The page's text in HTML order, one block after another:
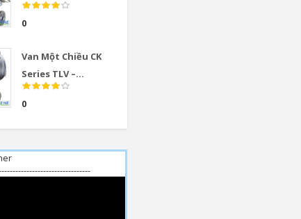
0
Van Một Chiều CK
Series TLV –...
0